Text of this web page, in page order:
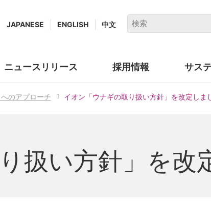
キ
ー
ー
で
ニュースリリース
採用情報
サス
JAPANESE ENGLISH 中文
のアプローチ イオン「ウナギの取り扱い方針」を改定しま
扱い方針」を改